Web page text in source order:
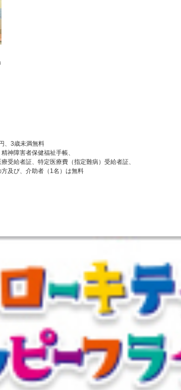
、3歳未満無料
神障害者保健福祉手帳、
受給者証、特定医療費（指定難病）受給者証、
及び、介助者（1名）は無料